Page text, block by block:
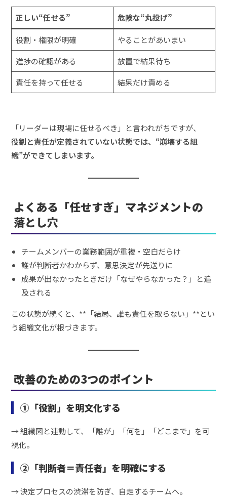
正しい“任せる” 危険な“丸投げ”
役割・権限が明確
やることがあいまい
進捗の確認がある
放置で結果待ち
責任を持って任せる
結果だけ責める
「リーダーは現場に任せるべき」と言われがちですが、
役割と責任が定義されていない状態では、“崩壊する組
織”ができてしまいます。
よくある「任せすぎ」マネジメントの
落とし穴
チームメンバーの業務範囲が重複・空白だらけ
誰が判断者かわからず、意思決定が先送りに
成果が出なかったときだけ「なぜやらなかった？」と追
及される
この状態が続くと、**「結局、誰も責任を取らない」**とい
う組織文化が根づきます。
改善のための3つのポイント
①「役割」を明文化する
→ 組織図と連動して、「誰が」「何を」「どこまで」を可
視化。
②「判断者＝責任者」を明確にする
→ 決定プロセスの渋滞を防ぎ、自走するチームへ。